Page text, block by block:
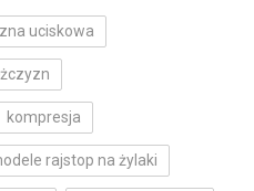
uciskowa
kompresja
rajstop na żylaki